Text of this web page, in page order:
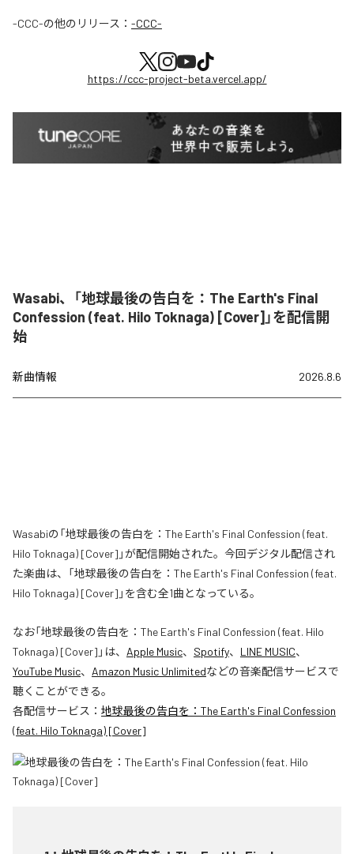
-CCC-の他のリリース： -CCC-
https://ccc-project-beta.vercel.app/
Wasabi、「地球最後の告白を：The Earth's Final
Confession (feat. Hilo Toknaga) [Cover]」を配信開
始
新曲情報 2026.8.6
Wasabiの「地球最後の告白を：The Earth's Final Confession (feat.
Hilo Toknaga) [Cover]」が配信開始された。今回デジタル配信され
た楽曲は、「地球最後の告白を：The Earth's Final Confession (feat.
Hilo Toknaga) [Cover]」を含む全1曲となっている。
なお「地球最後の告白を：The Earth's Final Confession (feat. Hilo
Toknaga) [Cover] 」は、 Apple Music、 Spotify、 LINE MUSIC、
YouTube Music、 Amazon Music Unlimitedなどの音楽配信サービスで
聴くことができる。
各配信サービス： 地球最後の告白を：The Earth's Final Confession
(feat. Hilo Toknaga) [Cover]